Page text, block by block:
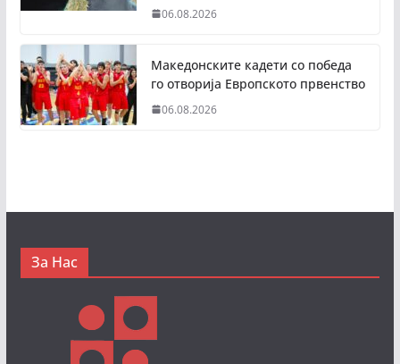
06.08.2026
Македонските кадети со победа
го отворија Европското првенство
06.08.2026
За Нас